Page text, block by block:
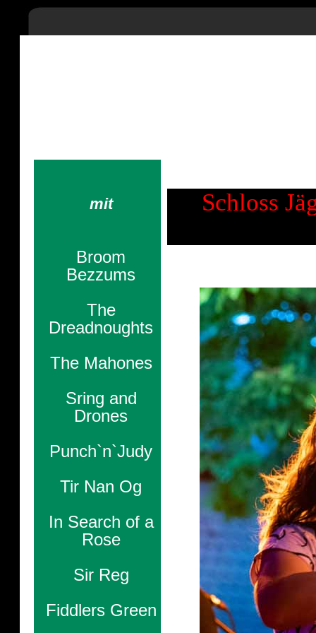
mit
Broom
Bezzums
The
Dreadnoughts
The Mahones
Sring and
Drones
Punch`n`Judy
Tir Nan Og
In Search of a
Rose
Sir Reg
Fiddlers Green
Schloss